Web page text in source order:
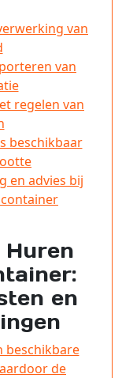
van
van
regelen van
beschikbaar
en advies bij
Huren
en
beschikbare
de